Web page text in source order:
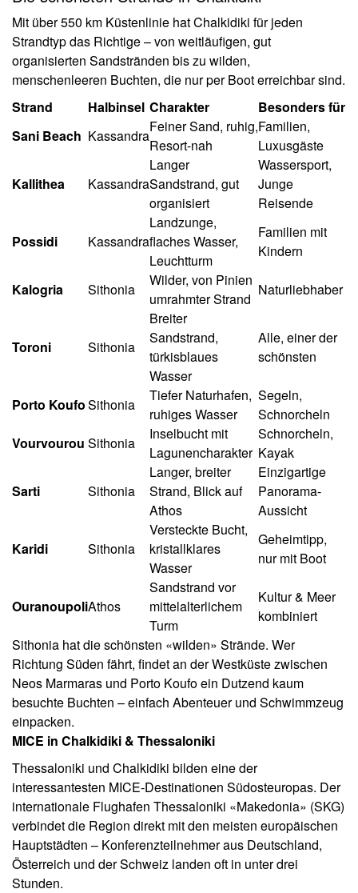
Mit über 550 km Küstenlinie hat Chalkidiki für jeden
Strandtyp das Richtige – von weitläufigen, gut
organisierten Sandstränden bis zu wilden,
menschenleeren Buchten, die nur per Boot erreichbar sind.
Strand
Halbinsel Charakter
Besonders für
Sani Beach Kassandra
Feiner Sand, ruhig,
Resort-nah
Familien,
Luxusgäste
Kallithea Kassandra
Langer
Sandstrand, gut
organisiert
Wassersport,
Junge
Reisende
Possidi Kassandra
Landzunge,
flaches Wasser,
Leuchtturm
Familien mit
Kindern
Kalogria Sithonia
Wilder, von Pinien
umrahmter Strand
Naturliebhaber
Toroni Sithonia
Breiter
Sandstrand,
türkisblaues
Wasser
Alle, einer der
schönsten
Porto KoufoSithonia
Tiefer Naturhafen,
ruhiges Wasser
Segeln,
Schnorcheln
Vourvourou Sithonia
Inselbucht mit
Lagunencharakter
Schnorcheln,
Kayak
Sarti Sithonia
Langer, breiter
Strand, Blick auf
Athos
Einzigartige
Panorama-
Aussicht
Karidi Sithonia
Versteckte Bucht,
kristallklares
Wasser
Geheimtipp,
nur mit Boot
OuranoupoliAthos
Sandstrand vor
mittelalterlichem
Turm
Kultur & Meer
kombiniert
Sithonia hat die schönsten «wilden» Strände. Wer
Richtung Süden fährt, findet an der Westküste zwischen
Neos Marmaras und Porto Koufo ein Dutzend kaum
besuchte Buchten – einfach Abenteuer und Schwimmzeug
einpacken.
MICE in Chalkidiki & Thessaloniki
Thessaloniki und Chalkidiki bilden eine der
interessantesten MICE-Destinationen Südosteuropas. Der
internationale Flughafen Thessaloniki «Makedonia» (SKG)
verbindet die Region direkt mit den meisten europäischen
Hauptstädten – Konferenzteilnehmer aus Deutschland,
Österreich und der Schweiz landen oft in unter drei
Stunden.